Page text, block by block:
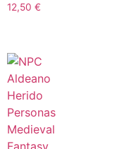
12,50 €